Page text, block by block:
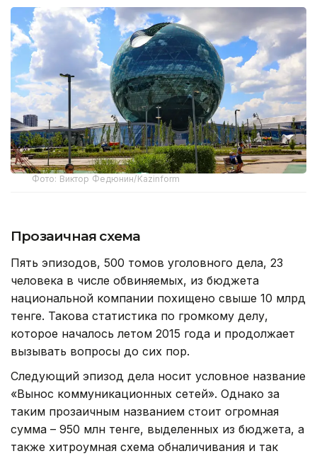
Фото: Виктор Федюнин/Kazinform
Прозаичная схема
Пять эпизодов, 500 томов уголовного дела, 23
человека в числе обвиняемых, из бюджета
национальной компании похищено свыше 10 млрд
тенге. Такова статистика по громкому делу,
которое началось летом 2015 года и продолжает
вызывать вопросы до сих пор.
Следующий эпизод дела носит условное название
«Вынос коммуникационных сетей». Однако за
таким прозаичным названием стоит огромная
сумма – 950 млн тенге, выделенных из бюджета, а
также хитроумная схема обналичивания и так